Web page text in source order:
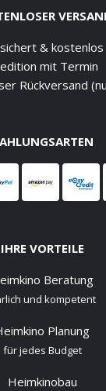
& kostenlos
mit Termin
Rückversand
IHRE VORTEILE
Beratung
und kompetent
Planung
für jedes Budget
Heimkinobau